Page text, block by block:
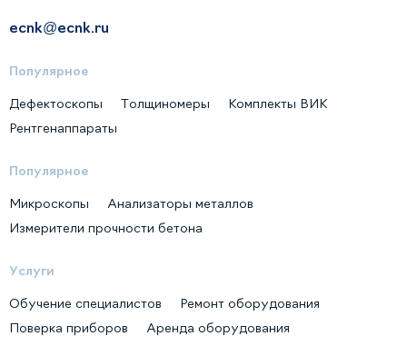
ecnk@ecnk.ru
Популярное
Дефектоскопы Толщиномеры
Комплекты ВИК
Рентгенаппараты
Популярное
Микроскопы
Анализаторы металлов
Измерители прочности бетона
Услуги
Обучение специалистов
Ремонт оборудования
Поверка приборов
Аренда оборудования